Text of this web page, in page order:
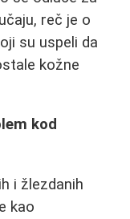
reč je o
su uspeli da
kožne
kod
i žlezdanih
kao